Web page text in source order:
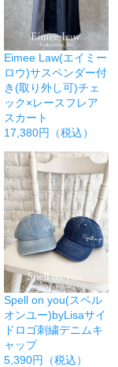
Eimee Law(エイミー
ロウ)サスペンダー付
き(取り外し可)チェ
ック×レースフレア
スカート
17,380円（税込）
Spell on you(スペル
オンユー)byLisaサイ
ドロゴ刺繍デニムキ
ャップ
5,390円（税込）